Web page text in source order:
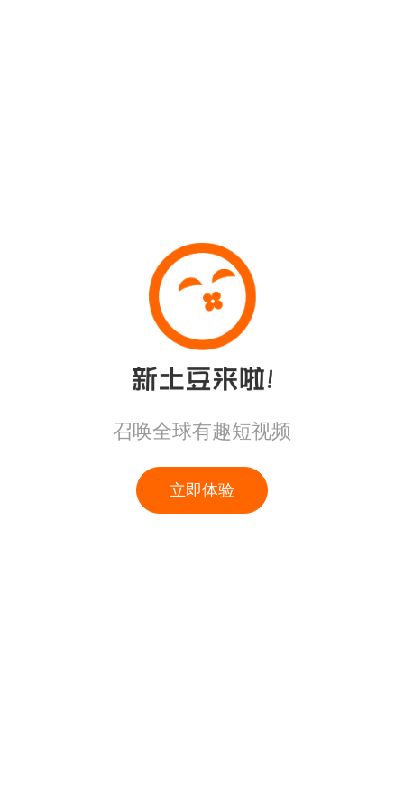
召唤全球有趣短视频
立即体验